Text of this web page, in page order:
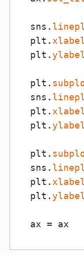
  sns.
  plt.
  plt.
  plt.
  sns.
  plt.
  plt.
  plt.
  sns.
  plt.
  plt.
  ax = ax